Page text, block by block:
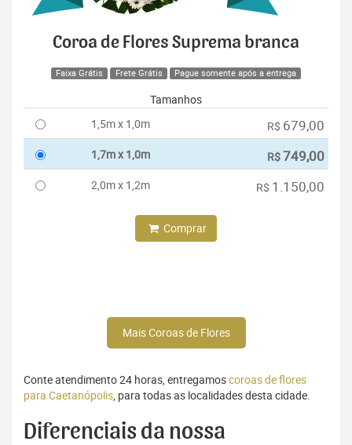
Coroa de Flores Suprema branca
Faixa Grátis Frete Grátis Pague somente após a entrega
Tamanhos
1,5m x 1,0m
R$ 679,00
1,7m x 1,0m R$749,00
2,0m x 1,2m R$ 1.150,00
Comprar
Mais Coroas de Flores
Conte atendimento 24 horas, entregamoscoroas de flores
para Caetanópolis, para todas as localidades desta cidade.
Diferenciais da nossa